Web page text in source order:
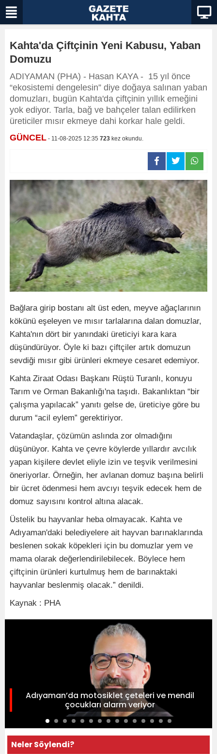
Kahta'da Çiftçinin Yeni Kabusu, Yaban
Domuzu
ADIYAMAN (PHA) - Hasan KAYA - 15 yıl önce
“ekosistemi dengelesin” diye doğaya salınan yaban
domuzları, bugün Kahta'da çiftçinin yıllık emeğini
yok ediyor. Tarla, bağ ve bahçeler talan edilirken
üreticiler mısır ekmeye dahi korkar hale geldi.
GÜNCEL - 11-08-2025 12:35 723 kez okundu.
Bağlara girip bostanı alt üst eden, meyve ağaçlarının
kökünü eşeleyen ve mısır tarlalarına dalan domuzlar,
Kahta'nın dört bir yanındaki üreticiyi kara kara
düşündürüyor. Öyle ki bazı çiftçiler artık domuzun
sevdiği mısır gibi ürünleri ekmeye cesaret edemiyor.
Kahta Ziraat Odası Başkanı Rüştü Turanlı, konuyu
Tarım ve Orman Bakanlığı'na taşıdı. Bakanlıktan “bir
çalışma yapılacak” yanıtı gelse de, üreticiye göre bu
durum “acil eylem” gerektiriyor.
Vatandaşlar, çözümün aslında zor olmadığını
düşünüyor. Kahta ve çevre köylerde yıllardır avcılık
yapan kişilere devlet eliyle izin ve teşvik verilmesini
öneriyorlar. Örneğin, her avlanan domuz başına belirli
bir ücret ödenmesi hem avcıyı teşvik edecek hem de
domuz sayısını kontrol altına alacak.
Üstelik bu hayvanlar heba olmayacak. Kahta ve
Adıyaman'daki belediyelere ait hayvan barınaklarında
beslenen sokak köpekleri için bu domuzlar yem ve
mama olarak değerlendirilebilecek. Böylece hem
çiftçinin ürünleri kurtulmuş hem de barınaktaki
hayvanlar beslenmiş olacak.” denildi.
Kaynak : PHA
Adıyaman’da motosiklet çeteleri ve mendil
çocukları alarm veriyor
Neler Söylendi?